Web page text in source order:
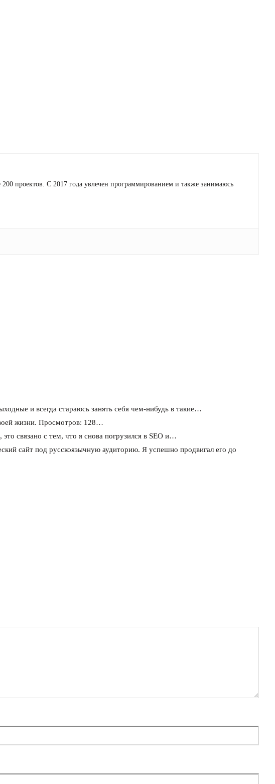
проектов. С 2017 года увлечен программированием и также занимаюсь
и всегда стараюсь занять себя чем-нибудь в такие…
жизни. Просмотров: 128…
связано с тем, что я снова погрузился в SEO и…
сайт под русскоязычную аудиторию. Я успешно продвигал его до